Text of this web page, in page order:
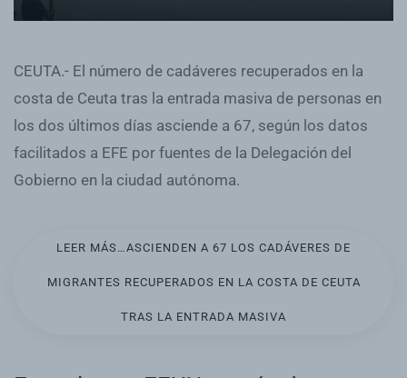
CEUTA.- El número de cadáveres recuperados en la
costa de Ceuta tras la entrada masiva de personas en
los dos últimos días asciende a 67, según los datos
facilitados a EFE por fuentes de la Delegación del
Gobierno en la ciudad autónoma.
LEER MÁS…ASCIENDEN A 67 LOS CADÁVERES DE
MIGRANTES RECUPERADOS EN LA COSTA DE CEUTA
TRAS LA ENTRADA MASIVA